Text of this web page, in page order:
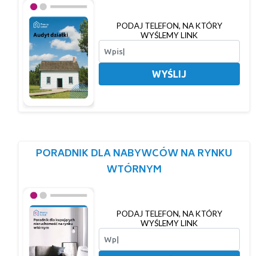
PODAJ TELEFON, NA KTÓRY
WYŚLEMY LINK
WYŚLIJ
PORADNIK DLA NABYWCÓW NA RYNKU
WTÓRNYM
PODAJ TELEFON, NA KTÓRY
WYŚLEMY LINK